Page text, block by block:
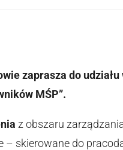
zaprasza do
MŚP”.
z obszaru
– skierowane do